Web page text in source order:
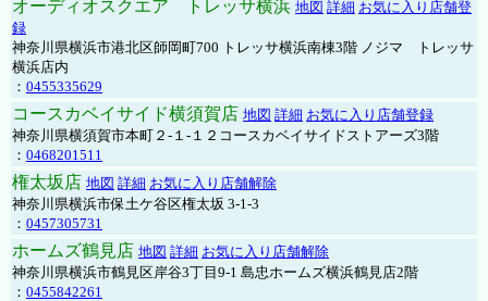
オーディオスクエア トレッサ横浜 地図 詳細 お気に入り店舗登
録
神奈川県横浜市港北区師岡町700 トレッサ横浜南棟3階 ノジマ トレッサ
横浜店内
： 0455335629
コースカベイサイド横須賀店 地図 詳細 お気に入り店舗登録
神奈川県横須賀市本町２-１-１２コースカベイサイドストアーズ3階
： 0468201511
権太坂店 地図 詳細 お気に入り店舗解除
神奈川県横浜市保土ケ谷区権太坂 3-1-3
： 0457305731
ホームズ鶴見店 地図 詳細 お気に入り店舗解除
神奈川県横浜市鶴見区岸谷3丁目9-1 島忠ホームズ横浜鶴見店2階
： 0455842261